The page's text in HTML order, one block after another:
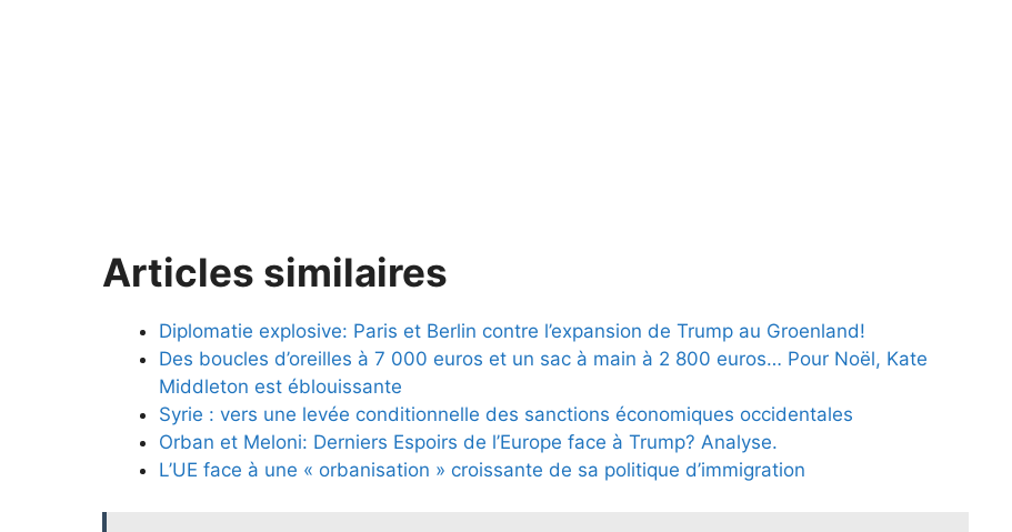
Articles similaires
Diplomatie explosive: Paris et Berlin contre l’expansion de Trump au Groenland!
Des boucles d’oreilles à 7 000 euros et un sac à main à 2 800 euros… Pour Noël, Kate
Middleton est éblouissante
Syrie : vers une levée conditionnelle des sanctions économiques occidentales
Orban et Meloni: Derniers Espoirs de l’Europe face à Trump? Analyse.
L’UE face à une « orbanisation » croissante de sa politique d’immigration